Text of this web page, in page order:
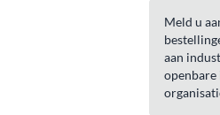
Meld u
aan